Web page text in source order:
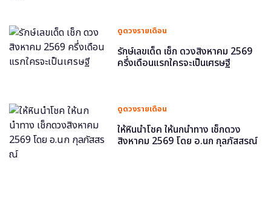
ดูดวงรายเดือน
รักษ์เลขเด็ด เช็ก ดวงสิงหาคม 2569
ครึ่งเดือนแรกใครจะเป็นเศรษฐี
ดูดวงรายเดือน
ให้หินนำโชค ให้นกนำทาง เช็กดวง
สิงหาคม 2569 โดย อ.นก กุลภัสสรณ์